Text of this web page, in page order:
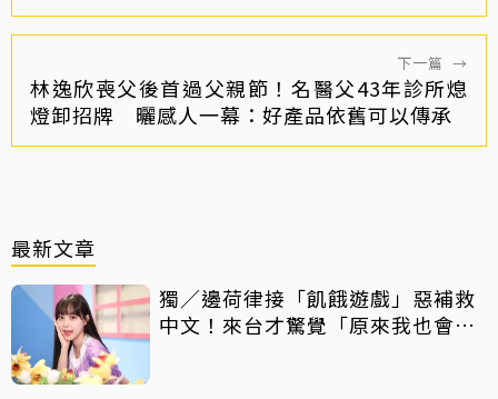
下一篇 →
林逸欣喪父後首過父親節！名醫父43年診所熄
燈卸招牌 曬感人一幕：好產品依舊可以傳承
最新文章
獨／邊荷律接「飢餓遊戲」惡補救
中文！來台才驚覺「原來我也會